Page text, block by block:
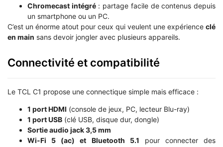
Chromecast intégré: partage facile de contenus depuis
un smartphone ou un PC.
C’est un énorme atout pour ceux qui veulent une expérience clé
en main sans devoir jongler avec plusieurs appareils.
Connectivité et compatibilité
Le TCL C1 propose une connectique simple mais efficace :
1 port HDMI (console de jeux, PC, lecteur Blu-ray)
1 port USB (clé USB, disque dur, dongle)
Sortie audio jack 3,5 mm
Wi-Fi 5 (ac) et Bluetooth 5.1 pour connecter des